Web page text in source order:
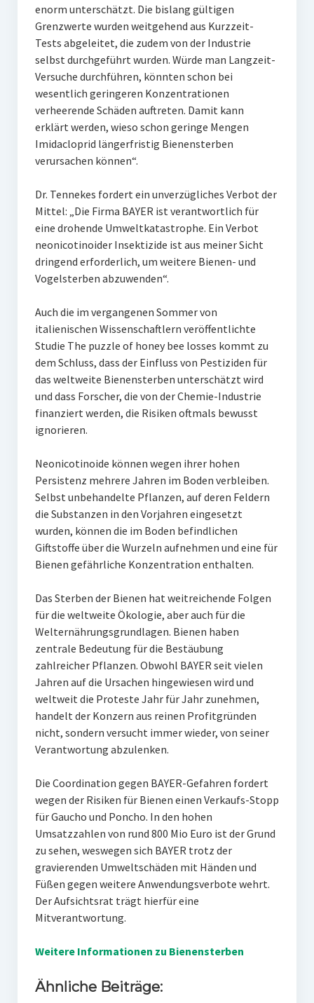
enorm unterschätzt. Die bislang gültigen
Grenzwerte wurden weitgehend aus Kurzzeit-
Tests abgeleitet, die zudem von der Industrie
selbst durchgeführt wurden. Würde man Langzeit-
Versuche durchführen, könnten schon bei
wesentlich geringeren Konzentrationen
verheerende Schäden auftreten. Damit kann
erklärt werden, wieso schon geringe Mengen
Imidacloprid längerfristig Bienensterben
verursachen können“.
Dr. Tennekes fordert ein unverzügliches Verbot der
Mittel: „Die Firma BAYER ist verantwortlich für
eine drohende Umweltkatastrophe. Ein Verbot
neonicotinoider Insektizide ist aus meiner Sicht
dringend erforderlich, um weitere Bienen- und
Vogelsterben abzuwenden“.
Auch die im vergangenen Sommer von
italienischen Wissenschaftlern veröffentlichte
Studie The puzzle of honey bee losses kommt zu
dem Schluss, dass der Einfluss von Pestiziden für
das weltweite Bienensterben unterschätzt wird
und dass Forscher, die von der Chemie-Industrie
finanziert werden, die Risiken oftmals bewusst
ignorieren.
Neonicotinoide können wegen ihrer hohen
Persistenz mehrere Jahren im Boden verbleiben.
Selbst unbehandelte Pflanzen, auf deren Feldern
die Substanzen in den Vorjahren eingesetzt
wurden, können die im Boden befindlichen
Giftstoffe über die Wurzeln aufnehmen und eine für
Bienen gefährliche Konzentration enthalten.
Das Sterben der Bienen hat weitreichende Folgen
für die weltweite Ökologie, aber auch für die
Welternährungsgrundlagen. Bienen haben
zentrale Bedeutung für die Bestäubung
zahlreicher Pflanzen. Obwohl BAYER seit vielen
Jahren auf die Ursachen hingewiesen wird und
weltweit die Proteste Jahr für Jahr zunehmen,
handelt der Konzern aus reinen Profitgründen
nicht, sondern versucht immer wieder, von seiner
Verantwortung abzulenken.
Die Coordination gegen BAYER-Gefahren fordert
wegen der Risiken für Bienen einen Verkaufs-Stopp
für Gaucho und Poncho. In den hohen
Umsatzzahlen von rund 800 Mio Euro ist der Grund
zu sehen, weswegen sich BAYER trotz der
gravierenden Umweltschäden mit Händen und
Füßen gegen weitere Anwendungsverbote wehrt.
Der Aufsichtsrat trägt hierfür eine
Mitverantwortung.
Weitere Informationen zu Bienensterben
Ähnliche Beiträge: